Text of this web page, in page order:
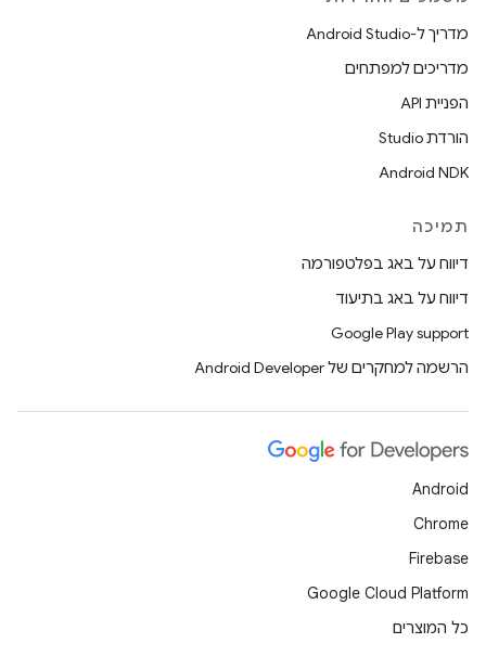
מדריך ל-Android Studio
מדריכים למפתחים
הפניית API
הורדת Studio
Android NDK
תמיכה
דיווח על באג בפלטפורמה
דיווח על באג בתיעוד
Google Play support
הרשמה למחקרים של Android Developer
Android
Chrome
Firebase
Google Cloud Platform
כל המוצרים